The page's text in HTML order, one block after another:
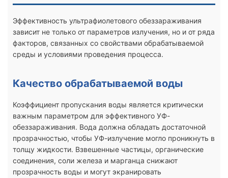
Эффективность ультрафиолетового обеззараживания
зависит не только от параметров излучения, но и от ряда
факторов, связанных со свойствами обрабатываемой
среды и условиями проведения процесса.
Качество обрабатываемой воды
Коэффициент пропускания воды является критически
важным параметром для эффективного УФ-
обеззараживания. Вода должна обладать достаточной
прозрачностью, чтобы УФ-излучение могло проникнуть в
толщу жидкости. Взвешенные частицы, органические
соединения, соли железа и марганца снижают
прозрачность воды и могут экранировать